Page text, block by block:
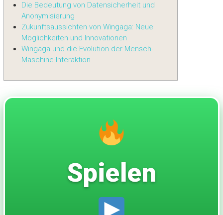
Die Bedeutung von Datensicherheit und
Anonymisierung
Zukunftsaussichten von Wingaga: Neue
Möglichkeiten und Innovationen
Wingaga und die Evolution der Mensch-
Maschine-Interaktion
Spielen